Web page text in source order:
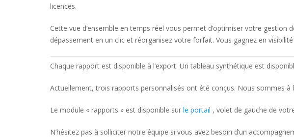
licences.
Cette vue d’ensemble en temps réel vous permet d’optimiser votre
dépassement en un clic et réorganisez votre forfait. Vous gagnez en
Chaque rapport est disponible à l’export. Un tableau synthétique est
Actuellement, trois rapports personnalisés ont été conçus. Nous sommes
Le module « rapports » est disponible sur le portail , volet de gauche de
N’hésitez pas à solliciter notre équipe si vous avez besoin d’un